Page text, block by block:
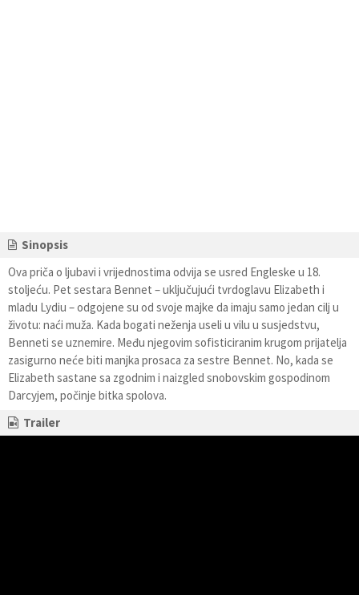
Sinopsis
Ova priča o ljubavi i vrijednostima odvija se usred Engleske u 18.
stoljeću. Pet sestara Bennet – uključujući tvrdoglavu Elizabeth i
mladu Lydiu – odgojene su od svoje majke da imaju samo jedan cilj u
životu: naći muža. Kada bogati neženja useli u vilu u susjedstvu,
Benneti se uznemire. Među njegovim sofisticiranim krugom prijatelja
zasigurno neće biti manjka prosaca za sestre Bennet. No, kada se
Elizabeth sastane sa zgodnim i naizgled snobovskim gospodinom
Darcyjem, počinje bitka spolova.
Trailer